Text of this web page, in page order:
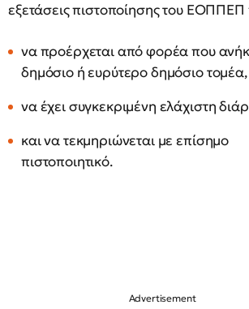
εξετάσεις πιστοποίησης του ΕΟΠΠΕΠ
να προέρχεται από φορέα που
δημόσιο ή ευρύτερο δημόσιο τομέα,
να έχει συγκεκριμένη ελάχιστη
και να τεκμηριώνεται με επίσημο
πιστοποιητικό.